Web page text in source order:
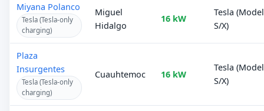
Miyana Polanco
Tesla (Tesla-only
charging)
Miguel
Hidalgo
16 kW
Tesla (Model
S/X)
Plaza
Insurgentes
Tesla (Tesla-only
charging)
Cuauhtemoc 16 kW
Tesla (Model
S/X)